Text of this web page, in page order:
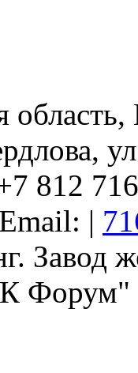
812
Email: |
Завод
Форум"